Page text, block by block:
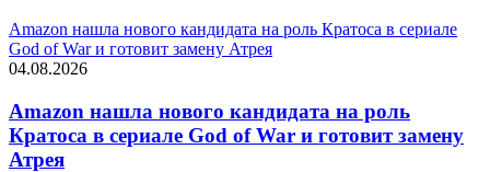
Amazon нашла нового кандидата на роль Кратоса в сериале
God of War и готовит замену Атрея
04.08.2026
Amazon нашла нового кандидата на роль
Кратоса в сериале God of War и готовит замену
Атрея